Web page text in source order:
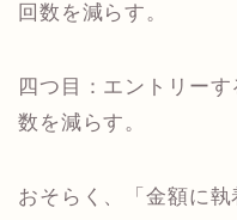
回数を減らす。
四つ目：エントリー
数を減らす。
おそらく、「金額に